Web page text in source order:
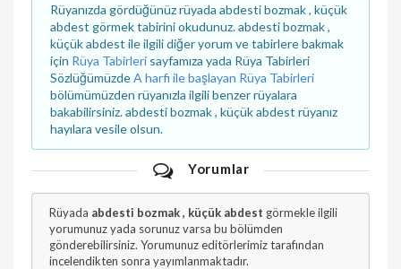
Rüyanızda gördüğünüz rüyada abdesti bozmak , küçük
abdest görmek tabirini okudunuz. abdesti bozmak ,
küçük abdest ile ilgili diğer yorum ve tabirlere bakmak
için Rüya Tabirleri sayfamıza yada Rüya Tabirleri
SözlüğümüzdeA harfi ile başlayan Rüya Tabirleri
bölümümüzden rüyanızla ilgili benzer rüyalara
bakabilirsiniz. abdesti bozmak , küçük abdest rüyanız
hayılara vesile olsun.
Yorumlar
Rüyada abdesti bozmak , küçük abdest görmekle ilgili
yorumunuz yada sorunuz varsa bu bölümden
gönderebilirsiniz. Yorumunuz editörlerimiz tarafından
incelendikten sonra yayımlanmaktadır.